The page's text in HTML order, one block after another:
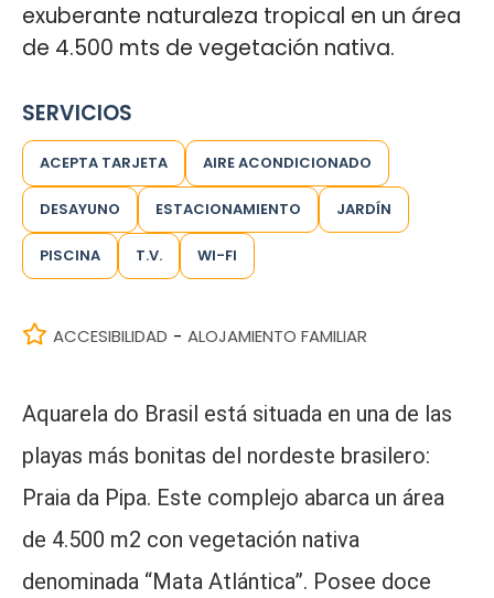
exuberante naturaleza tropical en un área
de 4.500 mts de vegetación nativa.
SERVICIOS
ACEPTA TARJETA AIRE ACONDICIONADO
DESAYUNO ESTACIONAMIENTO JARDÍN
PISCINA T.V. WI-FI
ACCESIBILIDAD - ALOJAMIENTO FAMILIAR
Aquarela do Brasil está situada en una de las
playas más bonitas del nordeste brasilero:
Praia da Pipa. Este complejo abarca un área
de 4.500 m2 con vegetación nativa
denominada “Mata Atlántica”. Posee doce